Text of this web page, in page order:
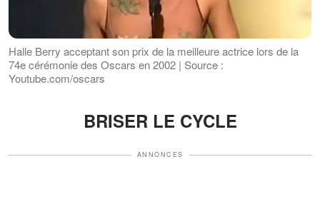
Halle Berry acceptant son prix de la meilleure actrice lors de la
74e cérémonie des Oscars en 2002 | Source :
Youtube.com/oscars
BRISER LE CYCLE
ANNONCES